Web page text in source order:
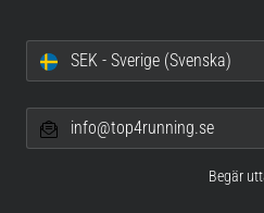
SEK - Sverige (Svenska)
info@top4running.se
Begär